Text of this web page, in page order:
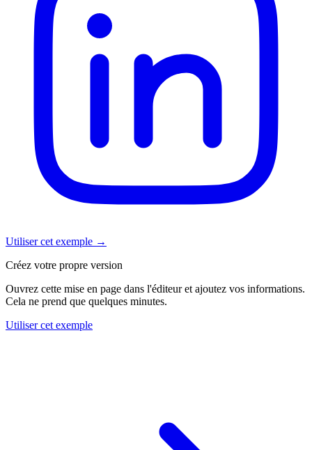
Utiliser cet exemple →
Créez votre propre version
Ouvrez cette mise en page dans l'éditeur et ajoutez vos informations.
Cela ne prend que quelques minutes.
Utiliser cet exemple